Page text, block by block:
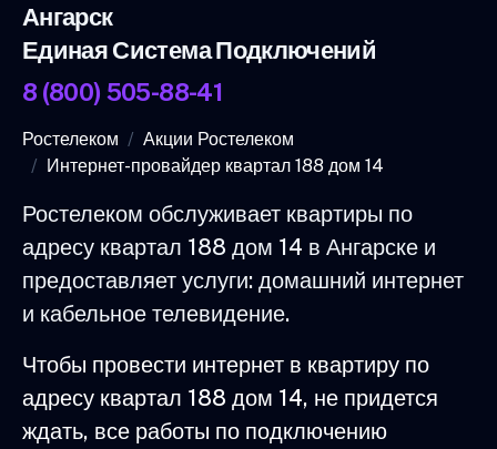
Ангарск
Единая Система Подключений
8 (800) 505-88-41
Ростелеком
Акции Ростелеком
Интернет-провайдер квартал 188 дом 14
Ростелеком обслуживает квартиры по
адресу квартал 188 дом 14 в Ангарске и
предоставляет услуги: домашний интернет
и кабельное телевидение.
Чтобы провести интернет в квартиру по
адресу квартал 188 дом 14, не придется
ждать, все работы по подключению